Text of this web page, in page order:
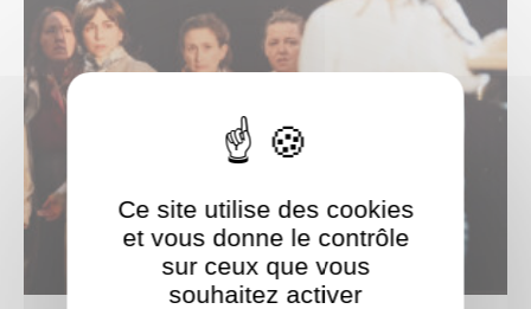
ShareThis est désactivé.
Ce site utilise des cookies
et vous donne le contrôle
sur ceux que vous
souhaitez activer